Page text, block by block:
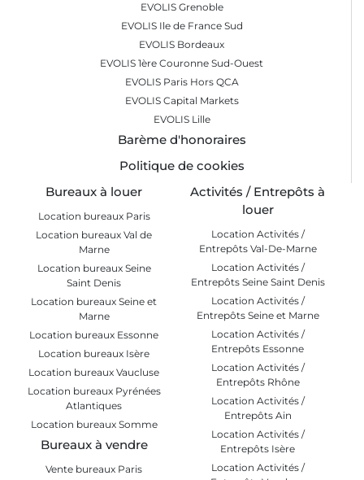
EVOLIS Grenoble
EVOLIS Ile de France Sud
EVOLIS Bordeaux
EVOLIS 1ère Couronne Sud-Ouest
EVOLIS Paris Hors QCA
EVOLIS Capital Markets
EVOLIS Lille
Barème d'honoraires
Politique de cookies
Bureaux à louer
Location bureaux Paris
Location bureaux Val de
Marne
Location bureaux Seine
Saint Denis
Location bureaux Seine et
Marne
Location bureaux Essonne
Location bureaux Isère
Location bureaux Vaucluse
Location bureaux Pyrénées
Atlantiques
Location bureaux Somme
Bureaux à vendre
Vente bureaux Paris
Activités / Entrepôts à
louer
Location Activités /
Entrepôts Val-De-Marne
Location Activités /
Entrepôts Seine Saint Denis
Location Activités /
Entrepôts Seine et Marne
Location Activités /
Entrepôts Essonne
Location Activités /
Entrepôts Rhône
Location Activités /
Entrepôts Ain
Location Activités /
Entrepôts Isère
Location Activités /